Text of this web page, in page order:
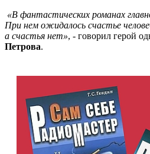
«В фантастических романах
При нем ожидалось счастье
а счастья нет», - говорил герой
Петрова.